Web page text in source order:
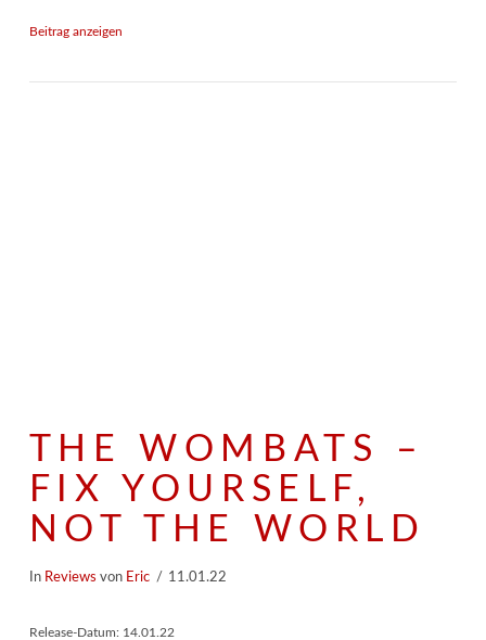
Beitrag anzeigen
THE WOMBATS –
FIX YOURSELF,
NOT THE WORLD
In Reviews von Eric 11.01.22
Release-Datum: 14.01.22